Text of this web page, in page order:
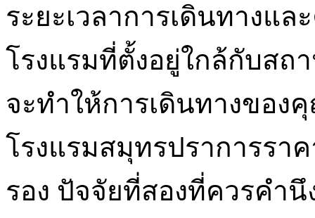
ระยะเวลาการเดินทางแ
โรงแรมที่ตั้งอยู่ใกล้กับสถ
จะทำให้การเดินทางของ
โรงแรมสมุทรปราการรา
รอง ปัจจัยที่สองที่ควรคำนึ